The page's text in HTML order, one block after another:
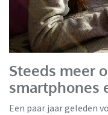
Steeds meer
smartphones
Een paar jaar geleden